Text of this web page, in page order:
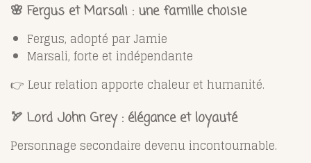
🌸 Fergus et Marsali : une famille choisie
Fergus, adopté par Jamie
Marsali, forte et indépendante
👉 Leur relation apporte chaleur et humanité.
🏹 Lord John Grey : élégance et loyauté
Personnage secondaire devenu incontournable.